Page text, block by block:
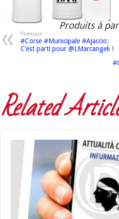
Produits à
Previous
#Corse #Municipale #Ajaccio:
C’est parti pour @LMarcangeli !
Related